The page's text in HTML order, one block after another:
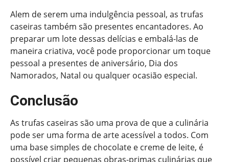
Alem de serem uma indulgência pessoal, as trufas
caseiras também são presentes encantadores. Ao
preparar um lote dessas delícias e embalá-las de
maneira criativa, você pode proporcionar um toque
pessoal a presentes de aniversário, Dia dos
Namorados, Natal ou qualquer ocasião especial.
Conclusão
As trufas caseiras são uma prova de que a culinária
pode ser uma forma de arte acessível a todos. Com
uma base simples de chocolate e creme de leite, é
possível criar pequenas obras-primas culinárias que